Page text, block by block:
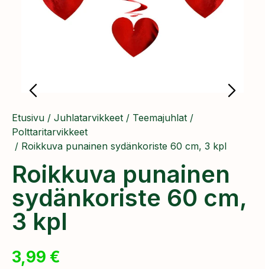
Etusivu / Juhlatarvikkeet / Teemajuhlat /
Polttaritarvikkeet
/ Roikkuva punainen sydänkoriste 60 cm, 3 kpl
Roikkuva punainen
sydänkoriste 60 cm,
3 kpl
3,99 €